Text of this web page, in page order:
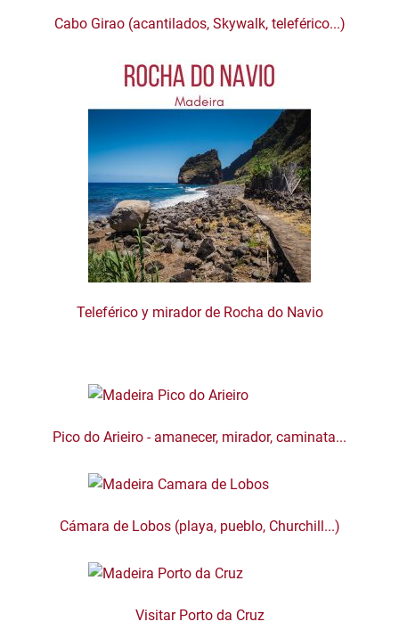
Cabo Girao (acantilados, Skywalk, teleférico...)
Teleférico y mirador de Rocha do Navio
Pico do Arieiro - amanecer, mirador, caminata...
Cámara de Lobos (playa, pueblo, Churchill...)
Visitar Porto da Cruz